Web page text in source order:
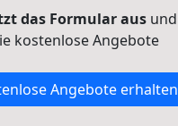
das Formular ausund
kostenlose Angebote
Angebote erhalten